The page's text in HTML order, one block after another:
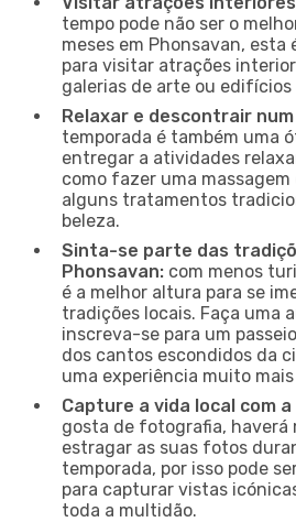
tempo pode não ser o
meses em Phonsavan, esta
para visitar atrações
galerias de arte ou
Relaxar e descontrair
temporada é também uma
entregar a atividades
como fazer uma
alguns tratamentos
beleza.
Sinta-se parte das
Phonsavan: com menos
é a melhor altura para se
tradições locais. Faça uma
inscreva-se para um
dos cantos escondidos da
uma experiência muito
Capture a vida local com
gosta de fotografia, haverá
estragar as suas fotos
temporada, por isso pode
para capturar vistas
toda a multidão.